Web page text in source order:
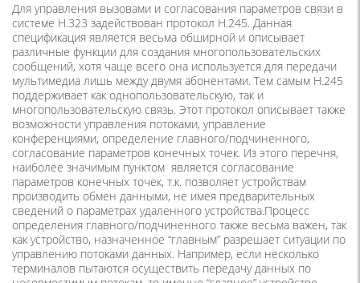
Для управления вызовами и согласования параметров связи в
системе H.323 задействован протокол H.245. Данная
спецификация является весьма обширной и описывает
различные функции для создания многопользовательских
сообщений, хотя чаще всего она используется для передачи
мультимедиа лишь между двумя абонентами. Тем самым H.245
поддерживает как однопользовательскую, так и
многопользовательскую связь. Этот протокол описывает также
возможности управления потоками, управление
конференциями, определение главного/подчиненного,
согласование параметров конечных точек. Из этого перечня,
наиболее значимым пунктом является согласование
параметров конечных точек, т.к. позволяет устройствам
производить обмен данными, не имея предварительных
сведений о параметрах удаленного устройства.Процесс
определения главного/подчиненного также весьма важен, так
как устройство, назначенное “главным” разрешает ситуации по
управлению потоками данных. Например, если несколько
терминалов пытаются осуществить передачу данных по